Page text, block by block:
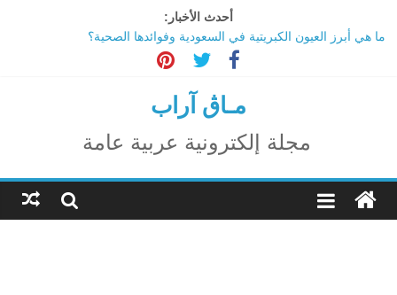
أحدث الأخبار:
ما هي أبرز العيون الكبريتية في السعودية وفوائدها الصحية؟
تاثير تقنية الميتافيرس على المجتمع
اكتشاف مدينة ضخمة تحت أهرامات الجيزة.. حقيقة أم خيال؟
ترامب: تقدم deepSeek الصينية في الذكاء الاصطناعي جرس إنذار
مـاڨ آراب
مجلة إلكترونية عربية عامة